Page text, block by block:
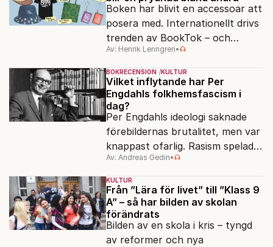
Boken har blivit en accessoar att
posera med. Internationellt drivs
trenden av BookTok – och
förlagen följer efter.
Av: Henrik Lenngren•
BOKRECENSION KULTUR
Vilket inflytande har Per
Engdahls folkhemsfascism i
dag?
Per Engdahls ideologi saknade
förebildernas brutalitet, men var
knappast ofarlig. Rasism spelades
ned i förmån för "kultur". Känns
det igen?
Av: Andreas Gedin•
KULTUR
Från ”Lära för livet” till ”Klass 9
A” – så har bilden av skolan
förändrats
Bilden av en skola i kris – tyngd
av reformer och nya